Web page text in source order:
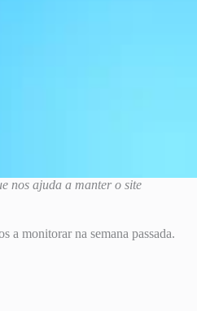
nos ajuda a manter o site
a monitorar na semana passada.